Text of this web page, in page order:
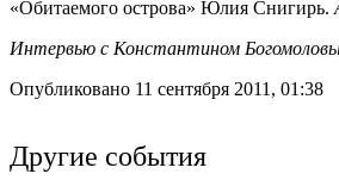
«Обитаемого острова» Юлия Снигирь.
Интервью с Константином
Опубликовано 11 сентября 2011, 01:38
Другие события